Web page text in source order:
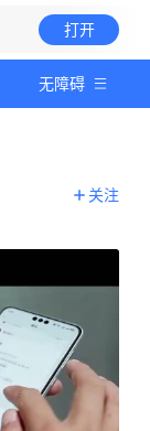
打开
无障碍
关注